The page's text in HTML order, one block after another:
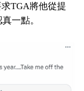
TGA將他從提
一點。